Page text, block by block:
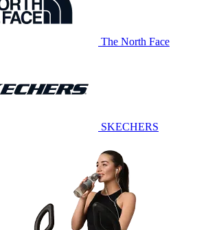
The North Face
SKECHERS